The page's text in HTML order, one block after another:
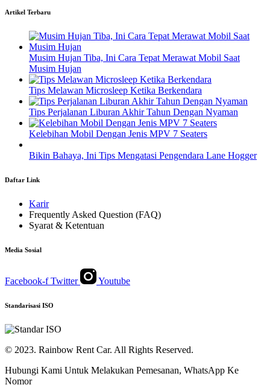
Artikel Terbaru
Musim Hujan Tiba, Ini Cara Tepat Merawat Mobil Saat
Musim Hujan
Tips Melawan Microsleep Ketika Berkendara
Tips Perjalanan Liburan Akhir Tahun Dengan Nyaman
Kelebihan Mobil Dengan Jenis MPV 7 Seaters
Bikin Bahaya, Ini Tips Mengatasi Pengendara Lane Hogger
Daftar Link
Karir
Frequently Asked Question (FAQ)
Syarat & Ketentuan
Media Sosial
Facebook-f Twitter Youtube
Standarisasi ISO
© 2023. Rainbow Rent Car. All Rights Reserved.
Hubungi Kami Untuk Melakukan Pemesanan, WhatsApp Ke
Nomor